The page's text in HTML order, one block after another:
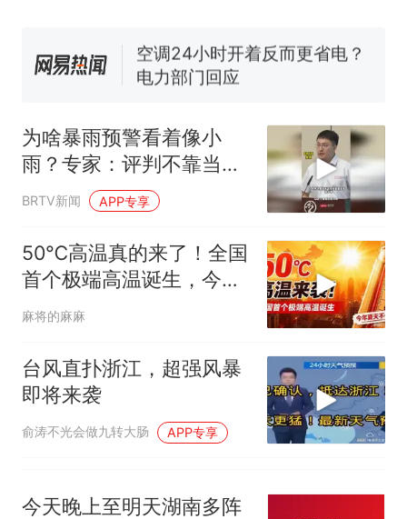
“不建议大家买深色蛋糕”上热
搜，网友：天塌了！
汁，致多名乘客在飞行途中排
队上厕所！乘客：机上100多
人只有2个厕所；客服回应：并
非每架飞机都会发放西梅汁
热
那个在床头放菜刀的女孩，
因老师一句“跟我回家”改写了
人生
为啥暴雨预警看着像小
雨？专家：评判不靠当下
感受，24小时累计降雨量
BRTV新闻 APP专享
50℃高温真的来了！全国
首个极端高温诞生，今年
夏天不一般
麻将的麻麻
台风直扑浙江，超强风暴
即将来袭
俞涛不光会做九转大肠 APP专享
今天晚上至明天湖南多阵